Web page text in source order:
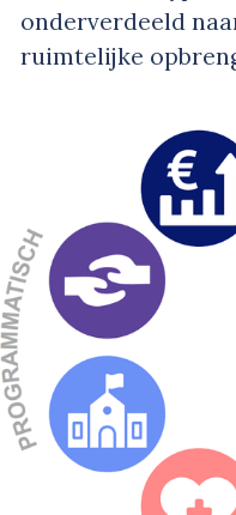
onderverdeeld
ruimtelijke